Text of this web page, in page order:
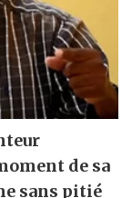
de sa
sans pitié